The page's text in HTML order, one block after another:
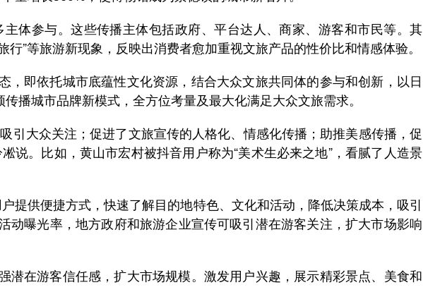
参与。这些传播主体包括政府、平台达人、商家、游客和市民等。其
行”等旅游新现象，反映出消费者愈加重视文旅产品的性价比和情感体验。
即依托城市底蕴性文化资源，结合大众文旅共同体的参与和创新，以日
播城市品牌新模式，全方位考量及最大化满足大众文旅需求。
大众关注；促进了文旅宣传的人格化、情感化传播；助推美感传播，促
说。比如，黄山市宏村被抖音用户称为“美术生必来之地”，看腻了人造景
供便捷方式，快速了解目的地特色、文化和活动，降低决策成本，吸引
曝光率，地方政府和旅游企业宣传可吸引潜在游客关注，扩大市场影响
在游客信任感，扩大市场规模。激发用户兴趣，展示精彩景点、美食和